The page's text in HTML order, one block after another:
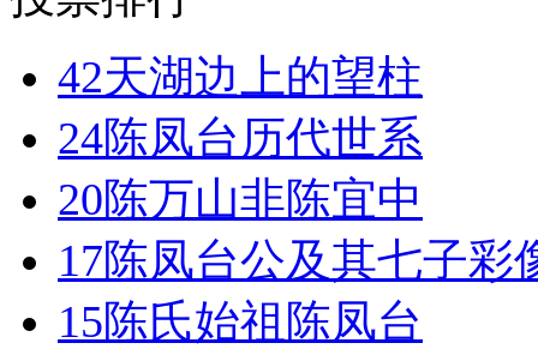
42天湖边上的望柱
24陈凤台历代世系
20陈万山非陈宜中
17陈凤台公及其七子彩
15陈氏始祖陈凤台